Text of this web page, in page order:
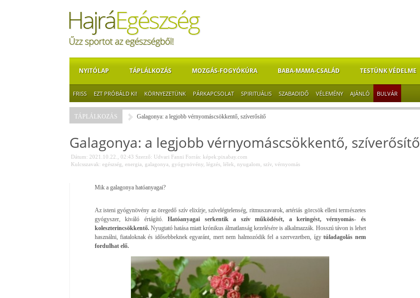
NYITÓLAP TÁPLÁLKOZÁS MOZGÁS-FOGYÓKÚRA BABA-MAMA-CSALÁD TESTÜNK VÉDELME
FRISS EZT PRÓBÁLD KI! KÖRNYEZETÜNK PÁRKAPCSOLAT SPIRITUÁLIS SZABADIDŐ VÉLEMÉNY AJÁNLÓ BULVÁR
TÁPLÁLKOZÁS Galagonya: a legjobb vérnyomáscsökkentő, szíverősítő
Galagonya: a legjobb vérnyomáscsökkentő, szíverősítő
Dátum: 2021.10.22., 02:43 Szerző: Udvari Fanni Forrás: képek:pixabay.com
Kulcsszavak: egészség energia galagonya gyógynövény, légzés, lélek nyugalom szív, vérnyomás
Mik a galagonya hatóanyagai?
Az isteni gyógynövény az öregedő szív elixírje, szívelégtelenség, ritmuszavarok, artériás görcsök elleni természetes
gyógyszer, kiváló értágító.Hatóanyagai serkentik a szív működését, a keringést, vérnyomás- és
koleszterincsökkentő. Nyugtató hatása miatt krónikus álmatlanság kezelésére is alkalmazzák. Hosszú távon is lehet
használni, fiataloknak és idősebbeknek egyaránt, mert nem halmozódik fel a szervezetben, ígytúladagolás nem
fordulhat elő.